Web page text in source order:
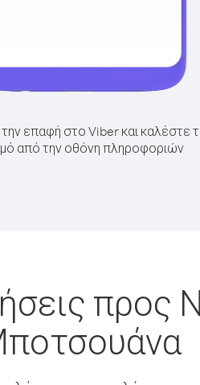
την επαφή στο Viber και καλέστε
από την οθόνη πληροφοριών
προς